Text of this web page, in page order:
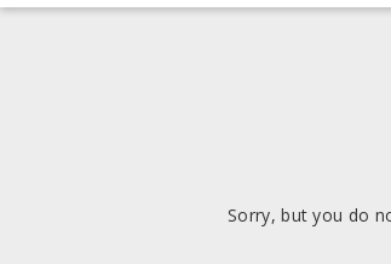
Sorry, but you do